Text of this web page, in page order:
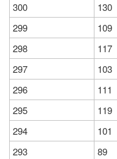
300
130
299
109
298
117
297
103
296
111
295
119
294
101
293
89